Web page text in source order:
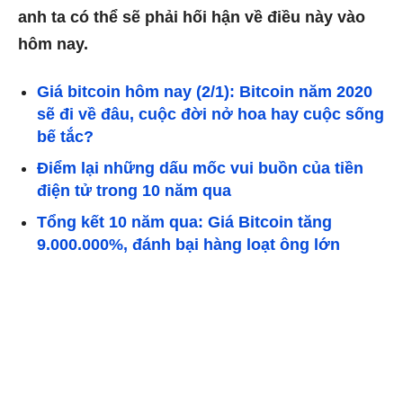
anh ta có thể sẽ phải hối hận về điều này vào
hôm nay.
Giá bitcoin hôm nay (2/1): Bitcoin năm 2020
sẽ đi về đâu, cuộc đời nở hoa hay cuộc sống
bế tắc?
Điểm lại những dấu mốc vui buồn của tiền
điện tử trong 10 năm qua
Tổng kết 10 năm qua: Giá Bitcoin tăng
9.000.000%, đánh bại hàng loạt ông lớn